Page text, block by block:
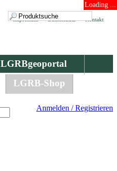
Loading ...
Kontakt
Datenschutz
Impressum
LGRBgeoportal
LGRB-Shop
Anmelden / Registrieren